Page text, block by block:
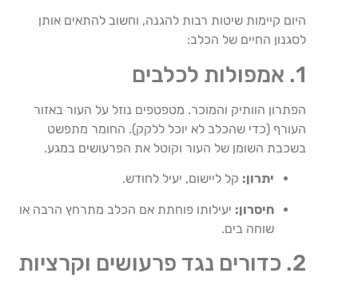
היום קיימות שיטות רבות להגנה, וחשוב להתאים אותן
לסגנון החיים של הכלב:
1. אמפולות לכלבים
הפתרון הוותיק והמוכר. מטפטפים נוזל על העור באזור
העורף (כדי שהכלב לא יוכל ללקק). החומר מתפשט
בשכבת השומן של העור וקוטל את הפרעושים במגע.
יתרון: קל ליישום, יעיל לחודש.
חיסרון: יעילותו פוחתת אם הכלב מתרחץ הרבה או
שוחה בים.
2. כדורים נגד פרעושים וקרציות